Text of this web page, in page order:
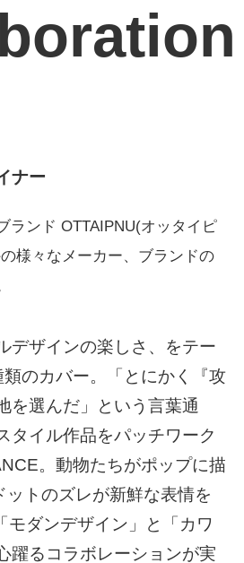
ナー
ランド OTTAIPNU(オッタイピ
様々なメーカー、ブランドの
デザインの楽しさ、をテー
のカバー。「とにかく『攻
を選んだ」という言葉通
タイル作品をパッチワーク
。動物たちがポップに描
ットのズレが新鮮な表情を
モダンデザイン」と「カワ
躍るコラボレーションが実